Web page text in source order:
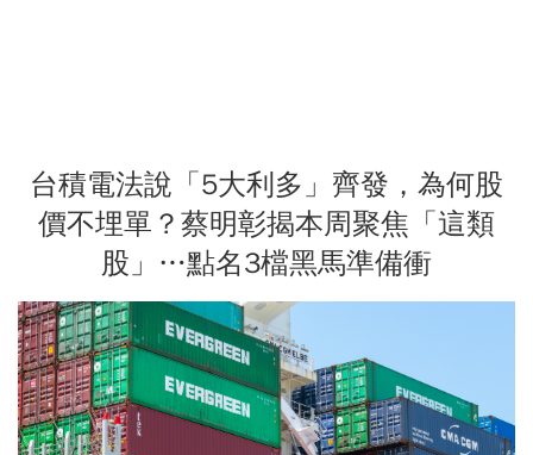
台積電法說「5大利多」齊發，為何股
價不埋單？蔡明彰揭本周聚焦「這類
股」…點名3檔黑馬準備衝